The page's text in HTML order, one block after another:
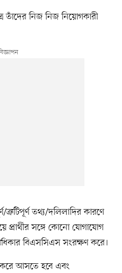
তাঁদের নিজ নিজ নিয়োগকারী
ত্রুটিপূর্ণ তথ্য/দলিলাদির কারণে
প্রার্থীর সঙ্গে কোনো যোগাযোগ
বিএসসিএস সংরক্ষণ করে।
করে আসতে হবে এবং